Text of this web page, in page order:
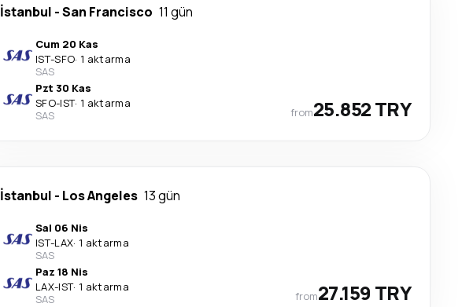
İstanbul -San Francisco 11 gün
Cum 20 Kas
IST-SFO· 1 aktarma
SAS
Pzt 30 Kas
SFO-IST· 1 aktarma
SAS
from25.852 TRY
İstanbul - Los Angeles 13 gün
Sal 06 Nis
IST-LAX· 1 aktarma
SAS
Paz 18 Nis
LAX-IST· 1 aktarma
SAS
from27.159 TRY